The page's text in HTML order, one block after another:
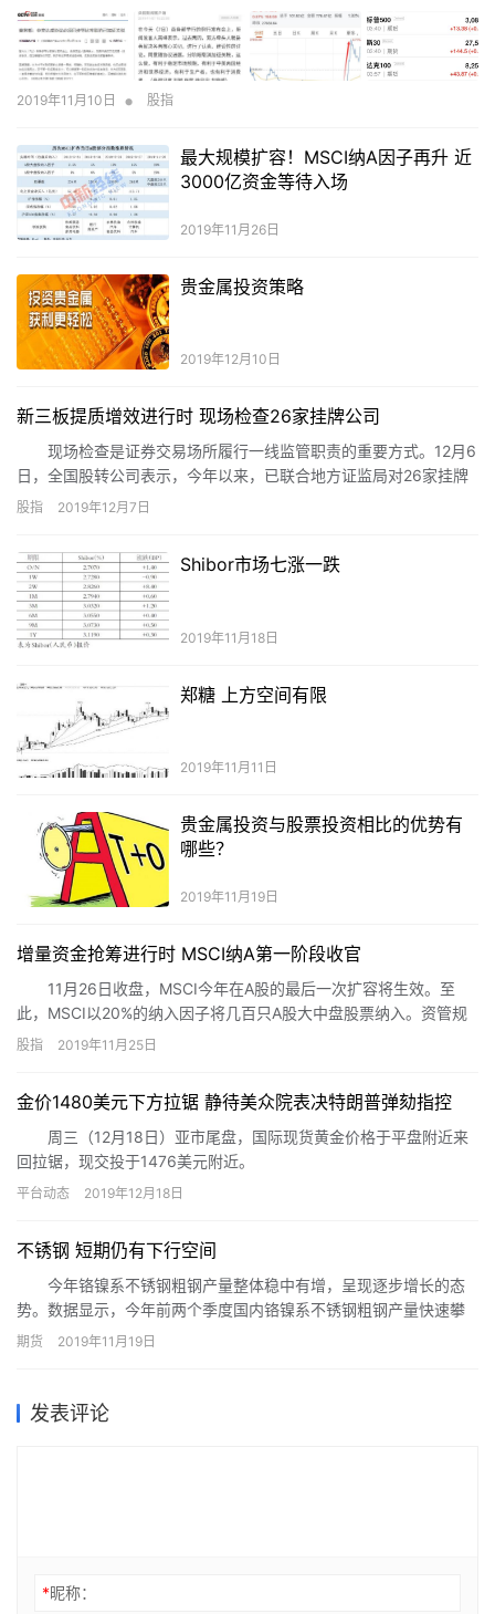
2019年11月10日 • 股指
最大规模扩容！MSCI纳A因子再升 近
3000亿资金等待入场
2019年11月26日
贵金属投资策略
2019年12月10日
新三板提质增效进行时 现场检查26家挂牌公司
现场检查是证券交易场所履行一线监管职责的重要方式。12月6
日，全国股转公司表示，今年以来，已联合地方证监局对26家挂牌
公司开展现场检查，有效增强了自律监管的主动性、全面性和震慑
股指 2019年12月7日
Shibor市场七涨一跌
2019年11月18日
郑糖 上方空间有限
2019年11月11日
贵金属投资与股票投资相比的优势有
哪些？
2019年11月19日
增量资金抢筹进行时 MSCI纳A第一阶段收官
11月26日收盘，MSCI今年在A股的最后一次扩容将生效。至
此，MSCI以20%的纳入因子将几百只A股大中盘股票纳入。资管规
模超6万亿美元的贝莱德预计，此次纳入将为A股带来67亿美元（折
进入。业内人士表示，26日A股尾盘资金动向值得关注。
股指 2019年11月25日
金价1480美元下方拉锯 静待美众院表决特朗普弹劾指控
周三（12月18日）亚市尾盘，国际现货黄金价格于平盘附近来
回拉锯，现交投于1476美元附近。
平台动态 2019年12月18日
不锈钢 短期仍有下行空间
今年铬镍系不锈钢粗钢产量整体稳中有增，呈现逐步增长的态
势。数据显示，今年前两个季度国内铬镍系不锈钢粗钢产量快速攀
升，同比分别增长8%和22%。
期货 2019年11月19日
发表评论
*昵称：